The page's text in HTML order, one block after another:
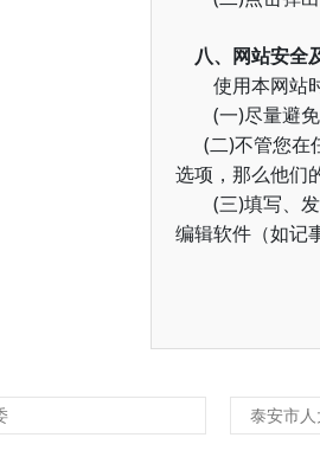
八、网站安全
使用本网站时
(一)尽量避
(二)不管您在
选项，那么他们
(三)填写、
编辑软件（如记
泰安市